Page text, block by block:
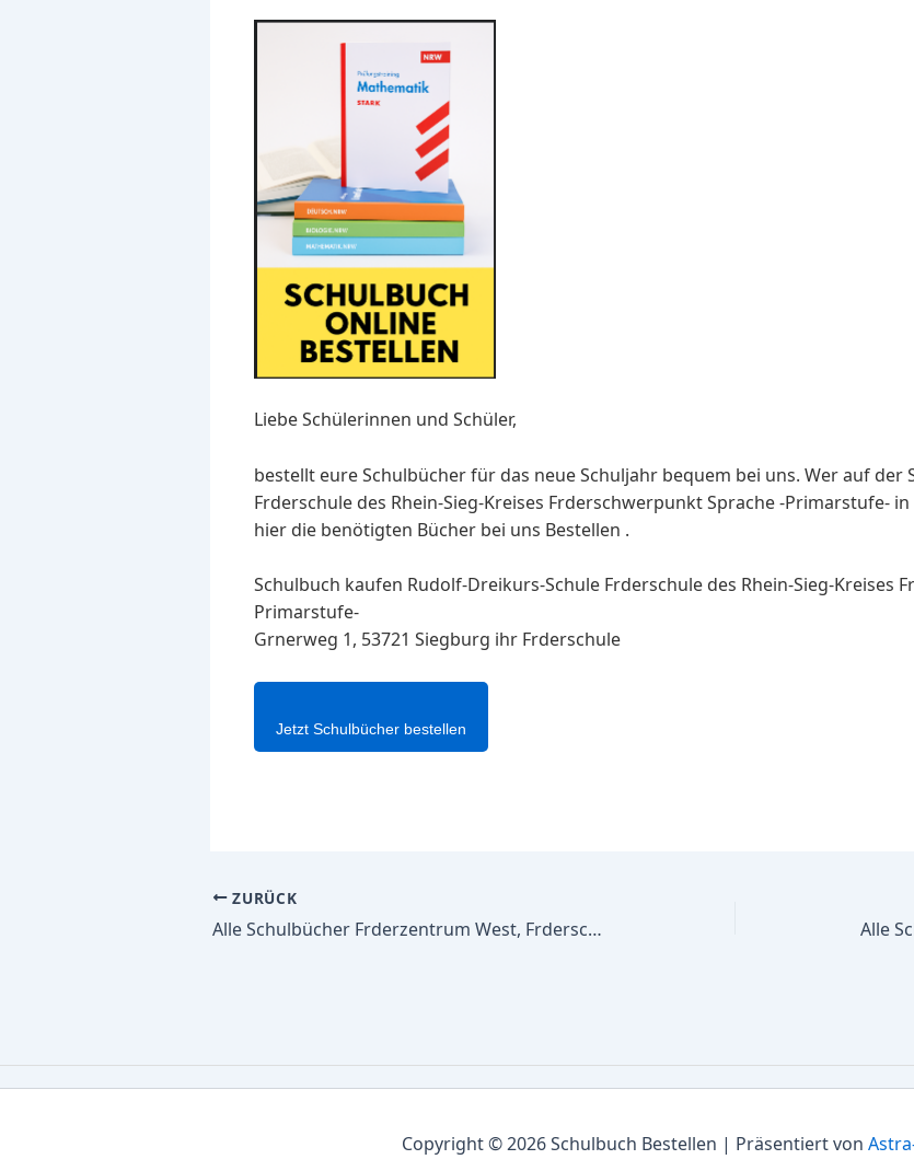
Liebe Schülerinnen und Schüler,
bestellt eure Schulbücher für das neue Schuljahr bequem bei uns. Wer auf der
Frderschule des Rhein-Sieg-Kreises Frderschwerpunkt Sprache -Primarstufe-
hier die benötigten Bücher bei uns Bestellen .
Schulbuch kaufen Rudolf-Dreikurs-Schule Frderschule des Rhein-Sieg-Kreises
Primarstufe-
Grnerweg 1, 53721 Siegburg ihr Frderschule
Jetzt Schulbücher bestellen
ZURÜCK
Alle Schulbücher Frderzentrum West, Frderschule d. Kr. Viersen i.integr.Verb.Lernen,Emot.u.soz. Entw.-Primarst.u.Sek.I u.Sprache-Primar.
Copyright © 2026 Schulbuch Bestellen | Präsentiert von